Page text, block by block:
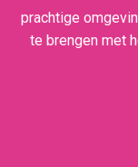
prachtige
te brengen met